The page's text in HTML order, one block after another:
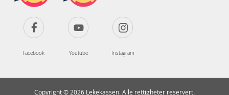
Facebook Youtube Instagram
Copyright © 2026 Lekekassen. Alle rettigheter reservert.